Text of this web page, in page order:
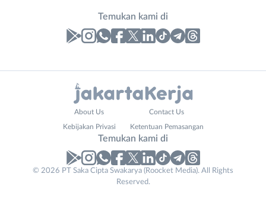
Temukan kami di
No. Telp /
About Us Contact Us
Kebijakan Privasi Ketentuan Pemasangan
Temukan kami di
© 2026 PT Saka Cipta Swakarya (Roocket Media). All Rights
Reserved.